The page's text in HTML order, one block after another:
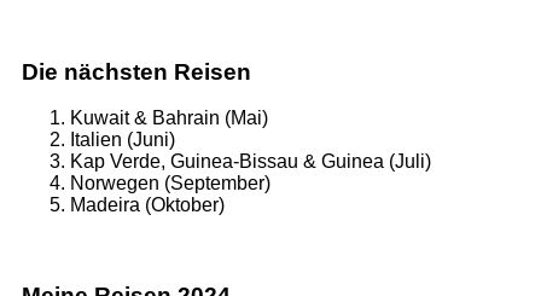
Die nächsten Reisen
Kuwait & Bahrain (Mai)
Italien (Juni)
Kap Verde, Guinea-Bissau & Guinea (Juli)
Norwegen (September)
Madeira (Oktober)